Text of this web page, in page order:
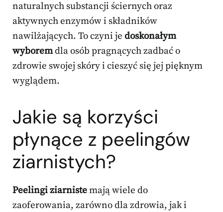
naturalnych substancji ściernych oraz
aktywnych enzymów i składników
nawilżających. To czyni je doskonałym
wyboremdla osób pragnących zadbać o
zdrowie swojej skóry i cieszyć się jej pięknym
wyglądem.
Jakie są korzyści
płynące z peelingów
ziarnistych?
Peelingi ziarnistemają wiele do
zaoferowania, zarówno dla zdrowia, jak i